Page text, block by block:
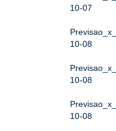
10-07
10-08
10-08
10-08